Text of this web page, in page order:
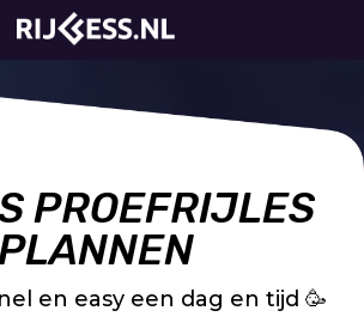
PROEFRIJLES
en easy een dag en tijd 🥳